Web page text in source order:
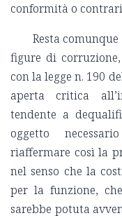
conformità o
Resta
figure di
con la legge n. 190
aperta critica
tendente a
oggetto
riaffermare così la
nel senso che la
per la funzione,
sarebbe potuta